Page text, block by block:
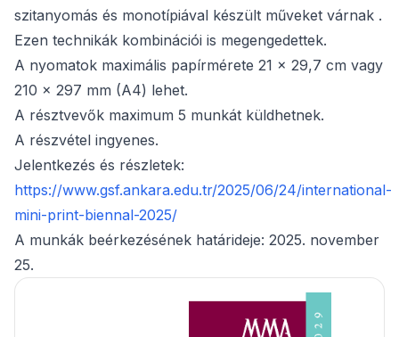
szitanyomás és monotípiával készült műveket várnak .
Ezen technikák kombinációi is megengedettek.
A nyomatok maximális papírmérete 21 x 29,7 cm vagy
210 x 297 mm (A4) lehet.
A résztvevők maximum 5 munkát küldhetnek.
A részvétel ingyenes.
Jelentkezés és részletek:
https://www.gsf.ankara.edu.tr/2025/06/24/international-
mini-print-biennal-2025/
A munkák beérkezésének határideje: 2025. november
25.